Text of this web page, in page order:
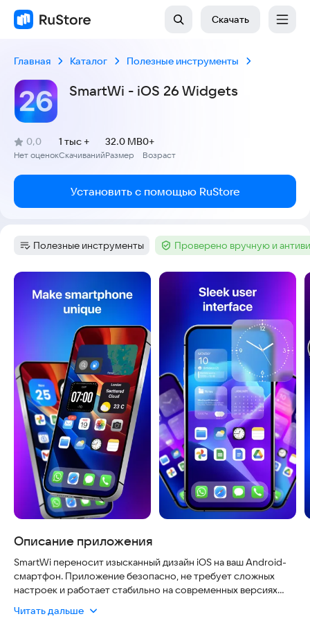
Скачать
Главная Каталог Полезные инструменты
SmartWi - iOS 26 Widgets
Рейтинг:
0,0
(
Нет оценок
)
Скачиваний
1 тыс +
Размер
32.0 MB
Возраст
0+
Установить с помощью RuStore
Категория:
Полезные инструменты Тег :Проверено вручную и
Скриншоты
Описание приложения
SmartWi переносит изысканный дизайн iOS на ваш Android-
смартфон. Приложение безопасно, не требует сложных
настроек и работает стабильно на современных версиях
экрана, выбрав чистый и современный стиль всего одним
Читать дальше